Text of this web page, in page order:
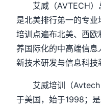
艾威（AVTECH）
是北美排行弟一的专
培训点遍布北美、西
养国际化的中高端信
新技术研发与信息科技
艾威培训（Avtech
于美国，始于1998；